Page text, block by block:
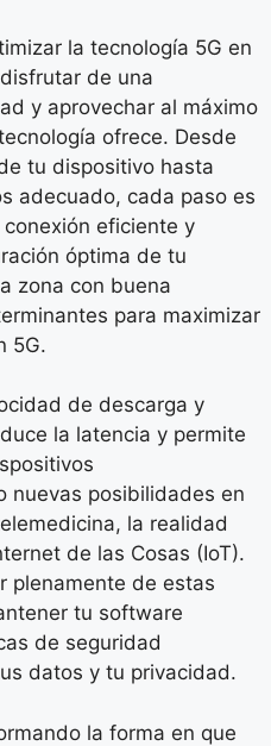
la tecnología 5G en
de una
y aprovechar al máximo
ofrece. Desde
tu dispositivo hasta
adecuado, cada paso es
eficiente y
óptima de tu
zona con buena
para maximizar
5G.
de descarga y
la latencia y permite
nuevas posibilidades en
la realidad
de las Cosas (IoT).
plenamente de estas
tu software
de seguridad
datos y tu privacidad.
la forma en que